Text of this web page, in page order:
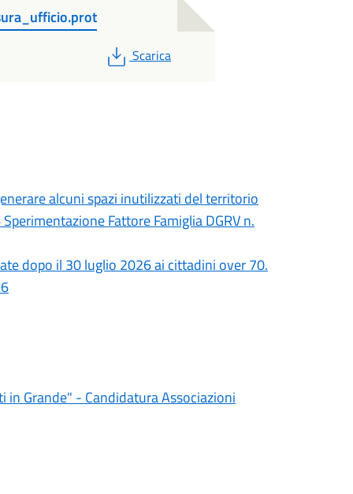
PDF
Scarica
alcuni spazi inutilizzati del territorio
Fattore Famiglia DGRV n.
dopo il 30 luglio 2026 ai cittadini over 70.
Grande" - Candidatura Associazioni